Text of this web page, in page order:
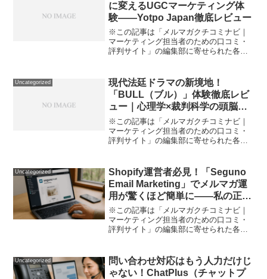
に変えるUGCマーケティング体
験――Yotpo Japan徹底レビュー
※この記事は「メルマガクチコミナビ｜
マーケティング担当者のための口コミ・
評判サイト」の編集部に寄せられた各商
う？」ECサイト運営をしていると、SNS
上の評価が気になった...
Uncategorized
現代法廷ドラマの新境地！
「BULL（ブル）」体験徹底レビ
ュー｜心理学×裁判科学の頭脳戦
が光る大人気シリーズ
※この記事は「メルマガクチコミナビ｜
マーケティング担当者のための口コミ・
評判サイト」の編集部に寄せられた各商
の逆転劇」や「派手な証拠で一発大逆
転」というイメージ、ありま...
Uncategorized
Shopify運営者必見！「Seguno
Email Marketing」でメルマガ運
用が驚くほど簡単に——私の正直
口コミ体験記
※この記事は「メルマガクチコミナビ｜
マーケティング担当者のための口コミ・
評判サイト」の編集部に寄せられた各商
まく回らず放置気味…」「メルマガ配信
ツールがたくさん...
Uncategorized
問い合わせ対応はもう人力だけじ
ゃない！ChatPlus（チャットプ